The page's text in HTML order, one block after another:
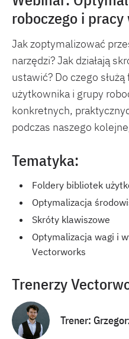
roboczego i
Jak zoptymalizować
narzędzi? Jak działają
ustawić? Do czego
użytkownika i grupy
konkretnych,
podczas naszego
Tematyka:
Foldery bibliotek
Optymalizacja
Skróty klawiszowe
Optymalizacja wagi i
Vectorworks
Trenerzy
Trener: